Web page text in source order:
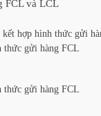
FCL và LCL
kết hợp hình thức gửi
thức gửi hàng FCL
thức gửi hàng FCL